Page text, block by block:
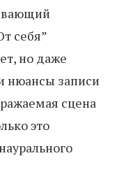
себя”
но даже
нюансы записи
сцена
это